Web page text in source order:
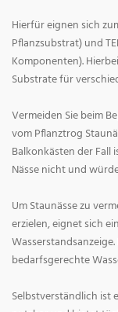
Hierfür eignen sich
Pflanzsubstrat) und
Komponenten).
Substrate für
Vermeiden Sie beim
vom Pflanztrog
Balkonkästen der Fall
Nässe nicht und
Um Staunässe zu
erzielen, eignet sich
bedarfsgerechte
Selbstverständlich ist